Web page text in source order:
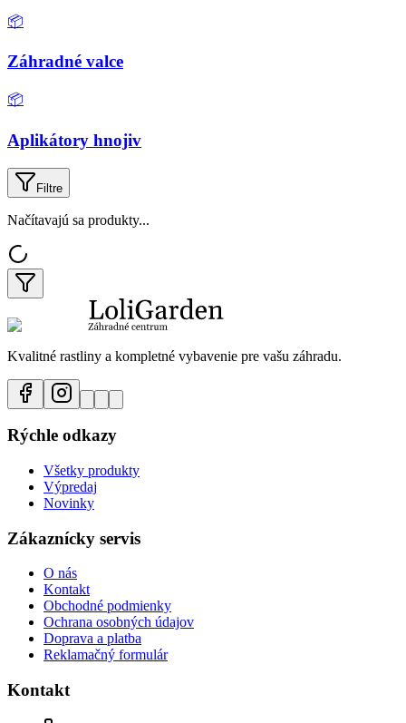
📦
Záhradné valce
📦
Aplikátory hnojiv
Filtre
Načítavajú sa produkty...
Kvalitné rastliny a kompletné vybavenie pre vašu záhradu.
Rýchle odkazy
Všetky produkty
Výpredaj
Novinky
Zákaznícky servis
O nás
Kontakt
Obchodné podmienky
Ochrana osobných údajov
Doprava a platba
Reklamačný formulár
Kontakt